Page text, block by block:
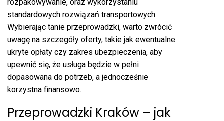
rozpakowywanie, oraz wykorzystaniu
standardowych rozwiązań transportowych.
Wybierając tanie przeprowadzki, warto zwrócić
uwagę na szczegóły oferty, takie jak ewentualne
ukryte opłaty czy zakres ubezpieczenia, aby
upewnić się, że usługa będzie w pełni
dopasowana do potrzeb, a jednocześnie
korzystna finansowo.
Przeprowadzki Kraków – jak